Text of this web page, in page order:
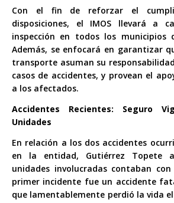
Con el fin de reforzar el
disposiciones, el IMOS llevará a
inspección en todos los municipios
Además, se enfocará en garantizar
transporte asuman su
casos de accidentes, y provean el
a los afectados.
Accidentes Recientes: Seguro
Unidades
En relación a los dos accidentes
en la entidad, Gutiérrez Topete
unidades involucradas contaban
primer incidente fue un accidente
que lamentablemente perdió la vida